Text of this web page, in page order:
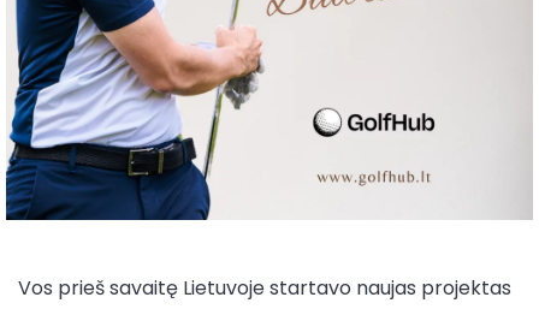
Vos prieš savaitę Lietuvoje startavo naujas projektas